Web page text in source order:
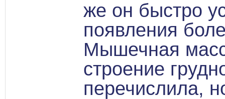
же он быстро
появления
Мышечная
строение
перечислила,